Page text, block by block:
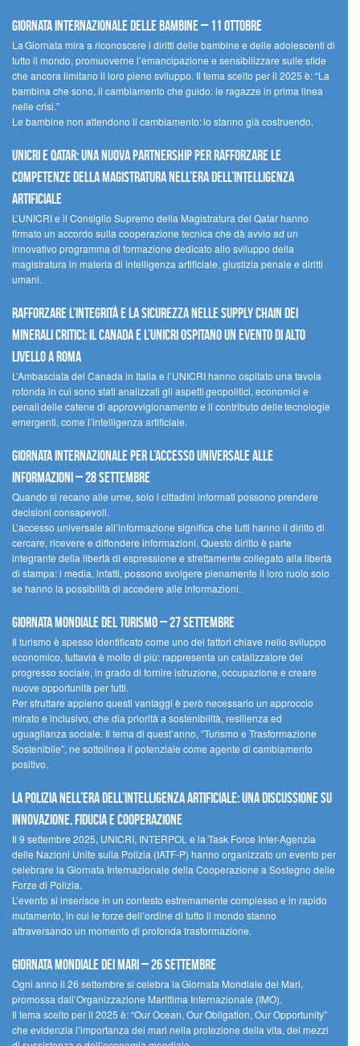
Giornata internazionale delle bambine – 11 ottobre
La Giornata mira a riconoscere i diritti delle bambine e delle adolescenti di
tutto il mondo, promuoverne l’emancipazione e sensibilizzare sulle sfide
che ancora limitano il loro pieno sviluppo. Il tema scelto per il 2025 è: “La
bambina che sono, il cambiamento che guido: le ragazze in prima linea
nelle crisi.”
Le bambine non attendono il cambiamento: lo stanno già costruendo.
UNICRI e Qatar: una nuova partnership per rafforzare le
competenze della magistratura nell’era dell’intelligenza
artificiale
L’UNICRI e il Consiglio Supremo della Magistratura del Qatar hanno
firmato un accordo sulla cooperazione tecnica che dà avvio ad un
innovativo programma di formazione dedicato allo sviluppo della
magistratura in materia di intelligenza artificiale, giustizia penale e diritti
umani.
Rafforzare l’integrità e la sicurezza nelle supply chain dei
minerali critici: il Canada e l’UNICRI ospitano un evento di alto
livello a Roma
L’Ambasciata del Canada in Italia e l’UNICRI hanno ospitato una tavola
rotonda in cui sono stati analizzati gli aspetti geopolitici, economici e
penali delle catene di approvvigionamento e il contributo delle tecnologie
emergenti, come l’intelligenza artificiale.
Giornata internazionale per l’accesso universale alle
informazioni – 28 settembre
Quando si recano alle urne, solo i cittadini informati possono prendere
decisioni consapevoli.
L’accesso universale all’informazione significa che tutti hanno il diritto di
cercare, ricevere e diffondere informazioni. Questo diritto è parte
integrante della libertà di espressione e strettamente collegato alla libertà
di stampa: i media, infatti, possono svolgere pienamente il loro ruolo solo
se hanno la possibilità di accedere alle informazioni.
Giornata mondiale del turismo – 27 settembre
Il turismo è spesso identificato come uno dei fattori chiave nello sviluppo
economico, tuttavia è molto di più: rappresenta un catalizzatore del
progresso sociale, in grado di fornire istruzione, occupazione e creare
nuove opportunità per tutti.
Per sfruttare appieno questi vantaggi è però necessario un approccio
mirato e inclusivo, che dia priorità a sostenibilità, resilienza ed
uguaglianza sociale. Il tema di quest’anno, “Turismo e Trasformazione
Sostenibile”, ne sottolinea il potenziale come agente di cambiamento
positivo.
La polizia nell’era dell’Intelligenza Artificiale: una discussione su
innovazione, fiducia e cooperazione
Il 9 settembre 2025, UNICRI, INTERPOL e la Task Force Inter-Agenzia
delle Nazioni Unite sulla Polizia (IATF-P) hanno organizzato un evento per
celebrare la Giornata Internazionale della Cooperazione a Sostegno delle
Forze di Polizia.
L’evento si inserisce in un contesto estremamente complesso e in rapido
mutamento, in cui le forze dell’ordine di tutto il mondo stanno
attraversando un momento di profonda trasformazione.
Giornata Mondiale dei Mari – 26 settembre
Ogni anno il 26 settembre si celebra la Giornata Mondiale dei Mari,
promossa dall’Organizzazione Marittima Internazionale (IMO).
Il tema scelto per il 2025 è: “Our Ocean, Our Obligation, Our Opportunity”
che evidenzia l’importanza dei mari nella protezione della vita, dei mezzi